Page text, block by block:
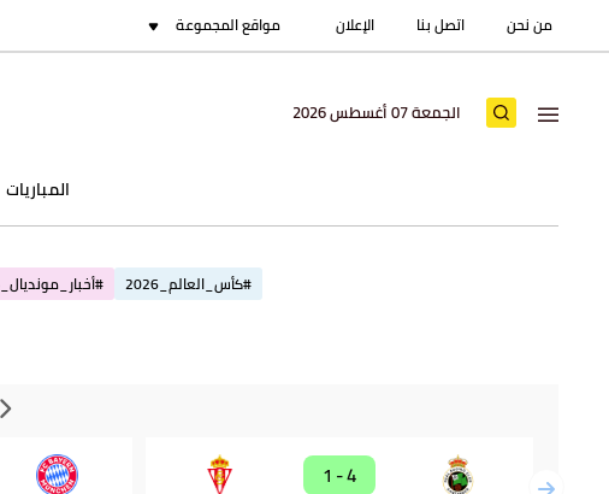
من نحن اتصل بنا الإعلان مواقع المجموعة
الجمعة 07 أغسطس 2026
المباريات
#كأس_العالم_2026 #أخبار_مونديال_2026
4 - 1